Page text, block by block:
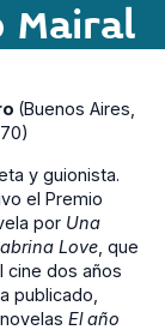
Mairal
(Buenos Aires,
y guionista.
el Premio
por Una
Love , que
cine dos años
publicado,
El año